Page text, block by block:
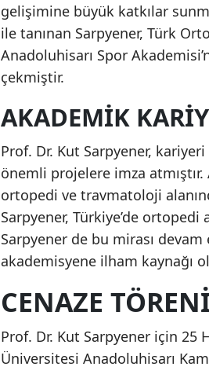
gelişimine büyük katkılar
ile tanınan Sarpyener, Türk
Anadoluhisarı Spor
çekmiştir.
AKADEMIK
Prof. Dr. Kut Sarpyener,
önemli projelere imza
ortopedi ve travmatoloji
Sarpyener, Türkiye’de
Sarpyener de bu mirası
akademisyene ilham kaynağı
CENAZE
Prof. Dr. Kut Sarpyener için 25
Üniversitesi Anadoluhisarı